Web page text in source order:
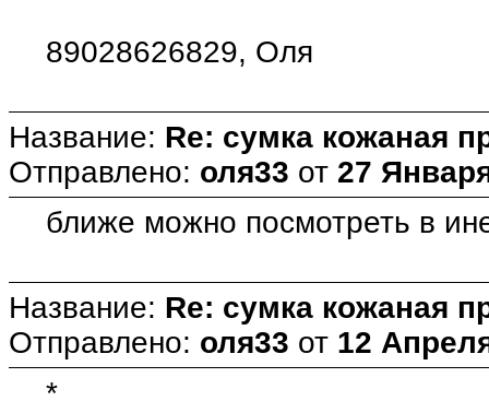
89028626829, Оля
Название: Re: сумка кожаная
Отправлено: оля33 от 27
ближе можно посмотреть в
Название: Re: сумка кожаная
Отправлено: оля33 от 12
*